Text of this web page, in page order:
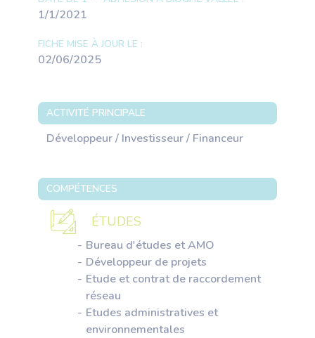
1/1/2021
FICHE MISE À JOUR LE :
02/06/2025
ACTIVITÉ PRINCIPALE
Développeur / Investisseur / Financeur
COMPÉTENCES
ÉTUDES
Bureau d'études et AMO
Développeur de projets
Etude et contrat de raccordement
réseau
Etudes administratives et
environnementales